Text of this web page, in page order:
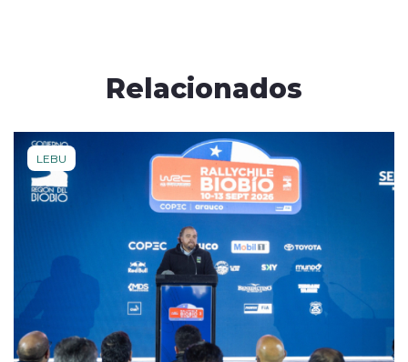
Relacionados
LEBU